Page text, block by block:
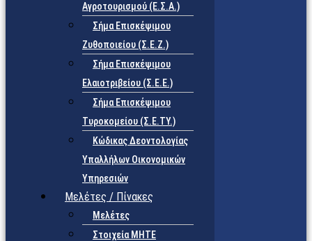
Αγροτουρισμού (Ε.Σ.Α.)
Σήμα Επισκέψιμου
Ζυθοποιείου (Σ.Ε.Ζ.)
Σήμα Επισκέψιμου
Ελαιοτριβείου (Σ.Ε.Ε.)
Σήμα Επισκέψιμου
Τυροκομείου (Σ.Ε.TY.)
Κώδικας Δεοντολογίας
Υπαλλήλων Οικονομικών
Υπηρεσιών
Μελέτες / Πίνακες
Μελέτες
Στοιχεία ΜΗΤΕ